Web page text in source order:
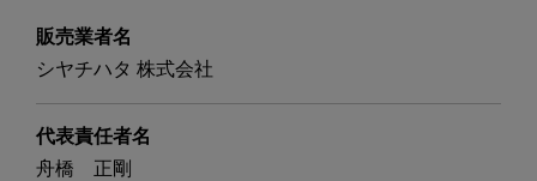
販売業者名
シヤチハタ 株式会社
代表責任者名
舟橋 正剛